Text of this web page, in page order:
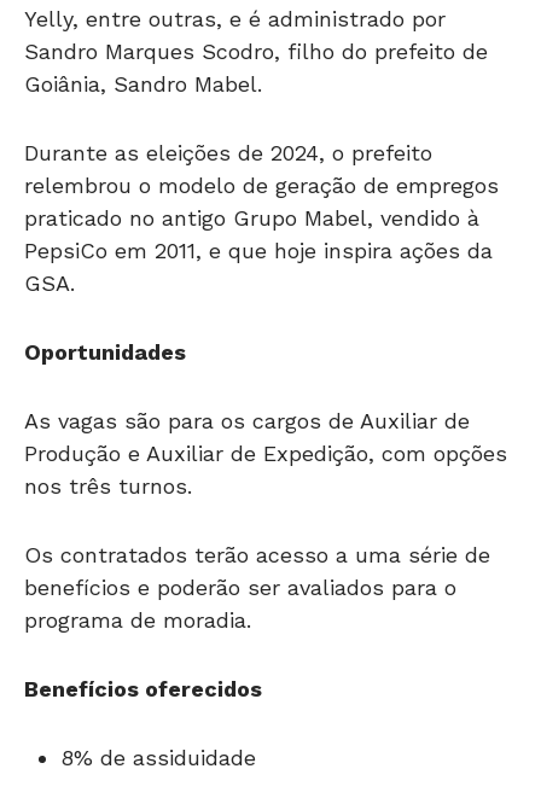
Yelly, entre outras, e é administrado por
Sandro Marques Scodro, filho do prefeito de
Goiânia, Sandro Mabel.
Durante as eleições de 2024, o prefeito
relembrou o modelo de geração de empregos
praticado no antigo Grupo Mabel, vendido à
PepsiCo em 2011, e que hoje inspira ações da
GSA.
Oportunidades
As vagas são para os cargos de Auxiliar de
Produção e Auxiliar de Expedição, com opções
nos três turnos.
Os contratados terão acesso a uma série de
benefícios e poderão ser avaliados para o
programa de moradia.
Benefícios oferecidos
8% de assiduidade